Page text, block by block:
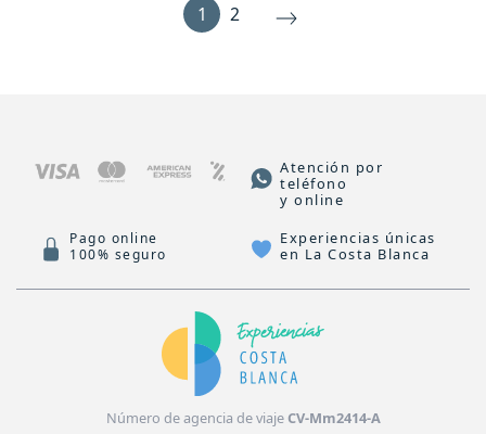
1 2
Atención por
teléfono
y online
Pago online
100% seguro
Experiencias únicas
en La Costa Blanca
Número de agencia de viajeCV-Mm2414-A